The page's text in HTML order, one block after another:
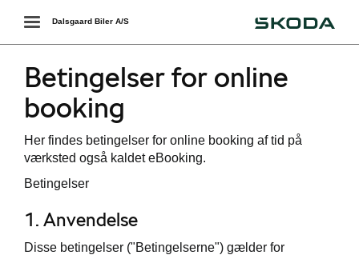
Toggle
navigation
Dalsgaard Biler A/S
Betingelser for online
booking
Her findes betingelser for online booking af tid på
værksted også kaldet eBooking.
Betingelser
1. Anvendelse
Disse betingelser ("Betingelserne") gælder for